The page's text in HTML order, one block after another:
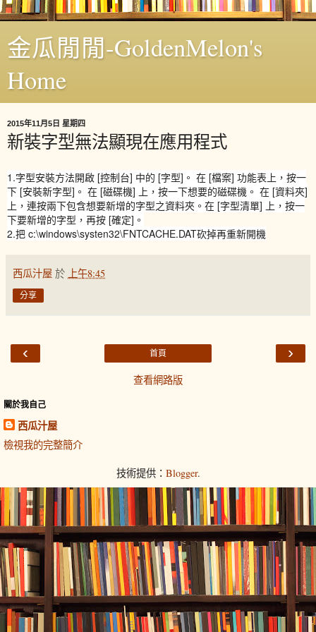
金瓜閒閒-GoldenMelon's
Home
2015年11月5日 星期四
新裝字型無法顯現在應用程式
1.字型安裝方法開啟 [控制台] 中的 [字型]。 在 [檔案] 功能表上，按一
下 [安裝新字型]。 在 [磁碟機] 上，按一下想要的磁碟機。 在 [資料夾]
上，連按兩下包含想要新增的字型之資料夾。在 [字型清單] 上，按一
下要新增的字型，再按 [確定]。
2.把 c:\windows\systen32\FNTCACHE.DAT砍掉再重新開機
西瓜汁屋 於 上午8:45
分享
‹ ›
首頁
查看網路版
關於我自己
西瓜汁屋
檢視我的完整簡介
技術提供： Blogger.